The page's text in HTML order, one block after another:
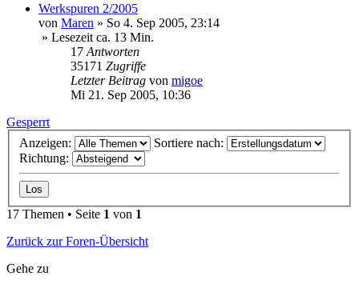
Werkspuren 2/2005
von Maren » So 4. Sep 2005, 23:14
» Lesezeit ca. 13 Min.
17Antworten
35171 Zugriffe
Letzter Beitrag von migoe
Mi 21. Sep 2005, 10:36
Gesperrt
Anzeigen:
Sortiere nach:
Richtung:
17 Themen • Seite 1 von 1
Zurück zur Foren-Übersicht
Gehe zu